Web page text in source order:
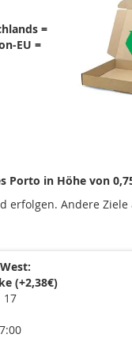
=
EU =
Porto in Höhe von
erfolgen. Andere Ziele
(+2,38€)
17